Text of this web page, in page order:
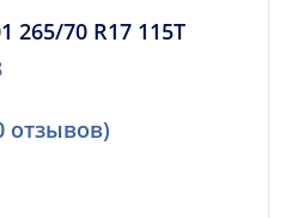
265/70 R17 115T
отзывов)